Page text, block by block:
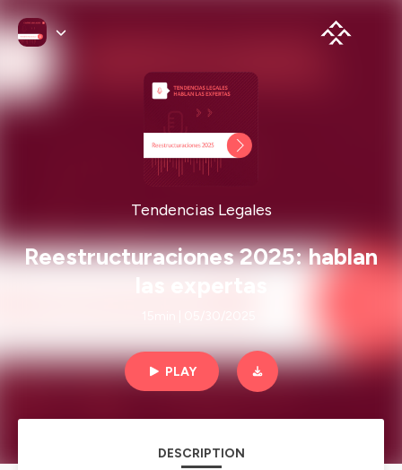
Tendencias Legales
Reestructuraciones 2025: hablan
las expertas
PLAY
DESCRIPTION